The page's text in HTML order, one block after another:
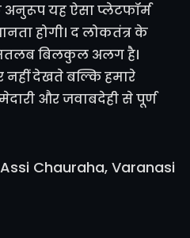
यह ऐसा प्लेटफॉर्म
होगी। द लोकतंत्र के
मतलब बिलकुल अलग है।
नहीं देखते बल्कि हमारे
और जवाबदेही से पूर्ण
Chauraha, Varanasi